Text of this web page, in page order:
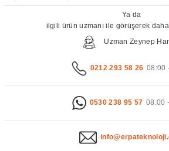
Ya da
ilgili ürün uzmanı ile görüşerek daha
Uzman Zeynep
0212 293 58 26 08:00
0530 238 95 57 08:00